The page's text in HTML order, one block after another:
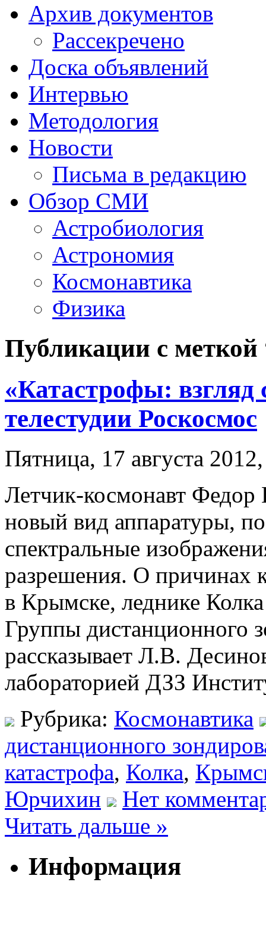
Архив документов
Рассекречено
Доска объявлений
Интервью
Методология
Новости
Письма в редакцию
Обзор СМИ
Астробиология
Астрономия
Космонавтика
Физика
Публикации с
«Катастрофы:
телестудии Роскосмос
Пятница, 17 августа
Летчик-космонавт
новый вид аппаратуры,
спектральные
разрешения. О причинах
в Крымске, леднике
Группы дистанционного
рассказывает Л.В.
лабораторией ДЗЗ
Рубрика: Космонавтика
дистанционного
катастрофа, Колка,
Юрчихин
Нет
Читать дальше »
Информация